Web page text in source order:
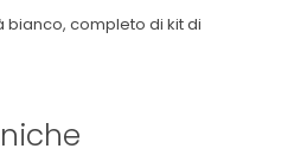
bianco, completo di kit di